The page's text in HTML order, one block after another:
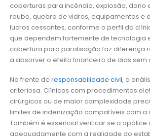
coberturas para incêndio, explosão, dano
roubo, quebra de vidros, equipamentos e
lucros cessantes, conforme o perfil da
que dependem fortemente de tecnologia
cobertura para paralisação faz diferença
a absorver o efeito financeiro de dias sem
Na frente de responsabilidade civil, a
criteriosa. Clínicas com procedimentos
cirúrgicos ou de maior complexidade
limites de indenização compatíveis com a
Também é essencial verificar se a apólice
adequadamente com a realidade do